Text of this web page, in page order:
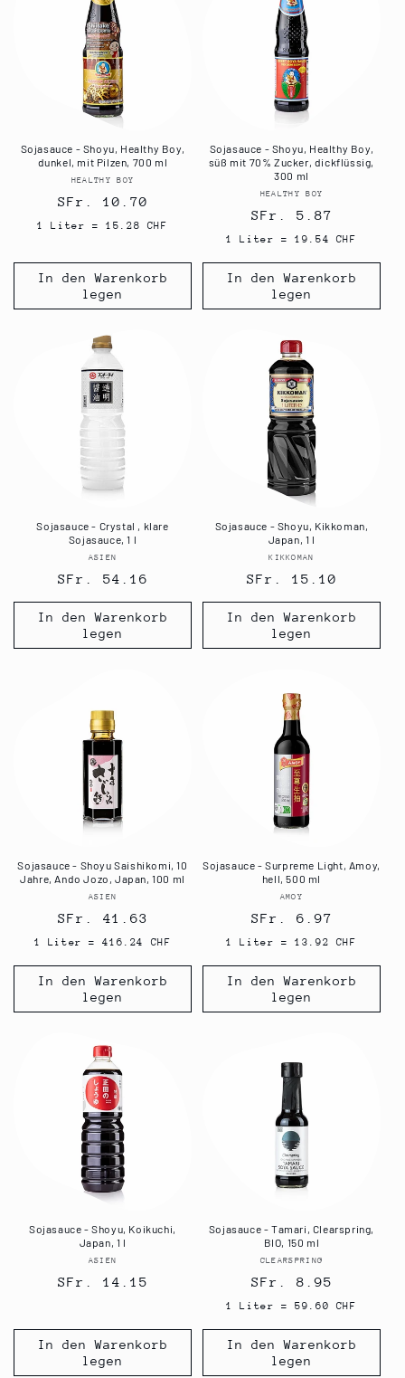
Sojasauce - Shoyu, Healthy Boy,
dunkel, mit Pilzen, 700 ml
Anbieter:
HEALTHY BOY
Normaler
Preis
SFr. 10.70
1 Liter = 15.28 CHF
In den Warenkorb
legen
Sojasauce - Shoyu, Healthy Boy,
süß mit 70% Zucker, dickflüssig,
300 ml
Anbieter:
HEALTHY BOY
Normaler
Preis
SFr. 5.87
1 Liter = 19.54 CHF
In den Warenkorb
legen
Sojasauce - Crystal , klare
Sojasauce, 1 l
Anbieter:
ASIEN
Normaler
Preis
SFr. 54.16
In den Warenkorb
legen
Sojasauce - Shoyu, Kikkoman,
Japan, 1 l
Anbieter:
KIKKOMAN
Normaler
Preis
SFr. 15.10
In den Warenkorb
legen
Sojasauce - Shoyu Saishikomi, 10
Jahre, Ando Jozo, Japan, 100 ml
Anbieter:
ASIEN
Normaler
Preis
SFr. 41.63
1 Liter = 416.24 CHF
In den Warenkorb
legen
Sojasauce - Surpreme Light, Amoy,
hell, 500 ml
Anbieter:
AMOY
Normaler
Preis
SFr. 6.97
1 Liter = 13.92 CHF
In den Warenkorb
legen
Sojasauce - Shoyu, Koikuchi,
Japan, 1 l
Anbieter:
ASIEN
Normaler
SFr. 14.15
In den Warenkorb
legen
Sojasauce - Tamari, Clearspring,
BIO, 150 ml
Anbieter:
CLEARSPRING
Normaler
Preis
SFr. 8.95
1 Liter = 59.60 CHF
In den Warenkorb
legen